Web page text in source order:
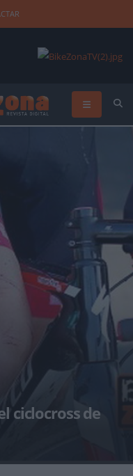
ciclocross de